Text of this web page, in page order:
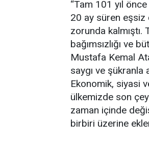
“Tam 101 yıl
20 ay süren eşsiz
zorunda
bağımsızlığı ve
Mustafa Kemal
saygı ve şükranla
Ekonomik, siyasi
ülkemizde son
zaman içinde
birbiri üzerine